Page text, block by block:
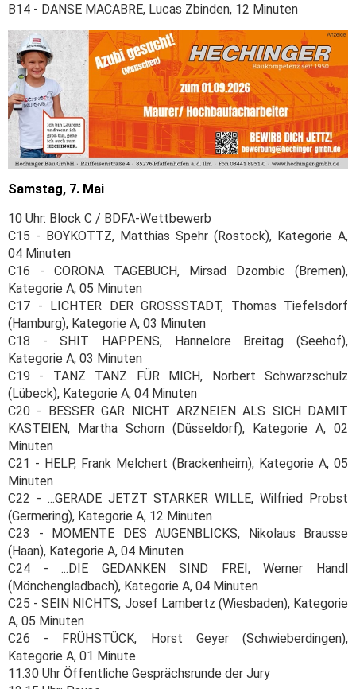
B14 - DANSE MACABRE, Lucas Zbinden, 12 Minuten
Samstag, 7. Mai
10 Uhr: Block C / BDFA-Wettbewerb
C15 - BOYKOTTZ, Matthias Spehr (Rostock), Kategorie A,
04 Minuten
C16 - CORONA TAGEBUCH, Mirsad Dzombic (Bremen),
Kategorie A, 05 Minuten
C17 - LICHTER DER GROSSSTADT, Thomas Tiefelsdorf
(Hamburg), Kategorie A, 03 Minuten
C18 - SHIT HAPPENS, Hannelore Breitag (Seehof),
Kategorie A, 03 Minuten
C19 - TANZ TANZ FÜR MICH, Norbert Schwarzschulz
(Lübeck), Kategorie A, 04 Minuten
C20 - BESSER GAR NICHT ARZNEIEN ALS SICH DAMIT
KASTEIEN, Martha Schorn (Düsseldorf), Kategorie A, 02
Minuten
C21 - HELP, Frank Melchert (Brackenheim), Kategorie A, 05
Minuten
C22 - ...GERADE JETZT STARKER WILLE, Wilfried Probst
(Germering), Kategorie A, 12 Minuten
C23 - MOMENTE DES AUGENBLICKS, Nikolaus Brausse
(Haan), Kategorie A, 04 Minuten
C24 - ...DIE GEDANKEN SIND FREI, Werner Handl
(Mönchengladbach), Kategorie A, 04 Minuten
C25 - SEIN NICHTS, Josef Lambertz (Wiesbaden), Kategorie
A, 05 Minuten
C26 - FRÜHSTÜCK, Horst Geyer (Schwieberdingen),
Kategorie A, 01 Minute
11.30 Uhr Öffentliche Gesprächsrunde der Jury